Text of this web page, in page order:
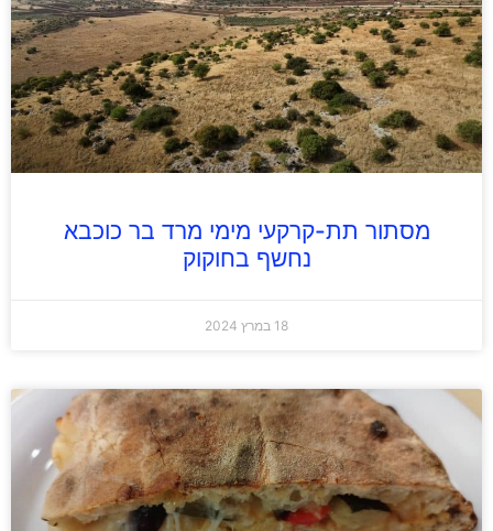
מסתור תת-קרקעי מימי מרד בר כוכבא
נחשף בחוקוק
18 במרץ 2024